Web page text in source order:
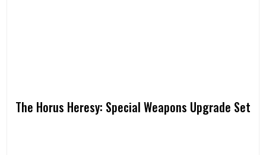
The Horus Heresy: Special Weapons Upgrade Set